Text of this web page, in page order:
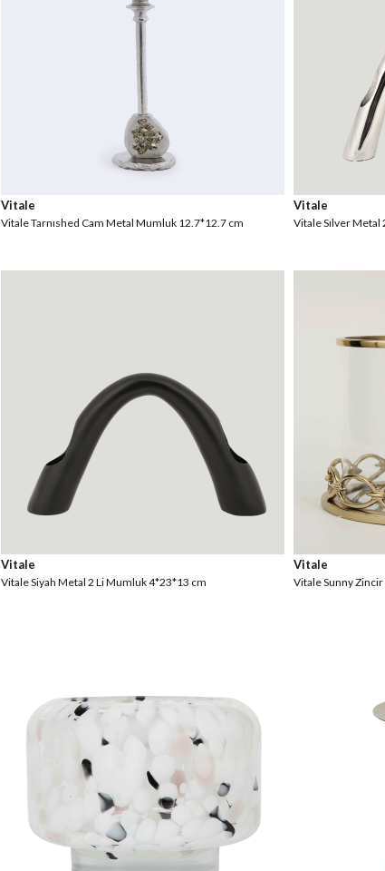
Vitale
Vitale Tarnıshed Cam Metal Mumluk 12.7*12.7 cm
Vitale
Vitale Sılver
Vitale
Vitale Siyah Metal 2 Li Mumluk 4*23*13 cm
Vitale
Vitale Sunny